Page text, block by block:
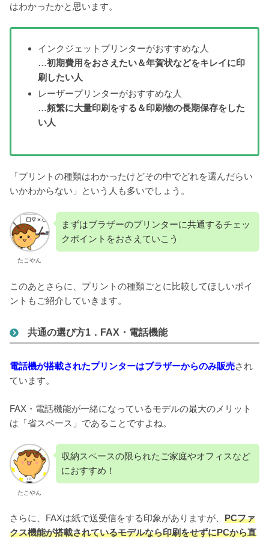
はわかったかと思います。
インクジェットプリンターがおすすめな人
…初期費用をおさえたい＆年賀状などをキレイに印
刷したい人
レーザープリンターがおすすめな人
…頻繁に大量印刷をする＆印刷物の長期保存をした
い人
「プリントの種類はわかったけどその中でどれを選んだらい
いかわからない」という人も多いでしょう。
たこやん
まずはブラザーのプリンターに共通するチェッ
クポイントをおさえていこう
このあとさらに、プリントの種類ごとに比較してほしいポイ
ントもご紹介していきます。
共通の選び方1．FAX・電話機能
電話機が搭載されたプリンターはブラザーからのみ販売され
ています。
FAX・電話機能が一緒になっているモデルの最大のメリット
は「省スペース」であることですよね。
たこやん
収納スペースの限られたご家庭やオフィスなど
におすすめ！
さらに、FAXは紙で送受信をする印象がありますが、 PCファ
クス機能が搭載されているモデルなら印刷をせずにPCから直